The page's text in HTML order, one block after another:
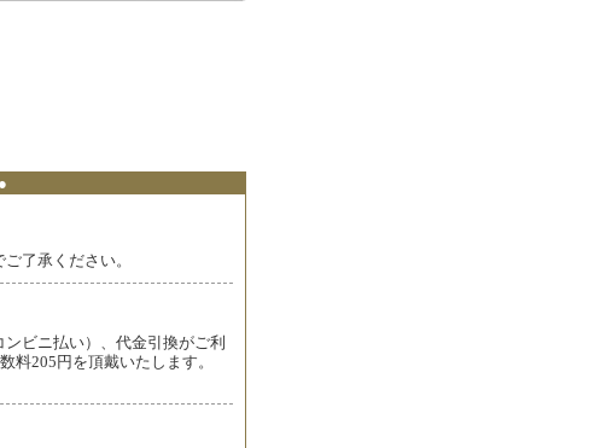
了承ください。
ビニ払い）、代金引換がご利
料205円を頂戴いたします。